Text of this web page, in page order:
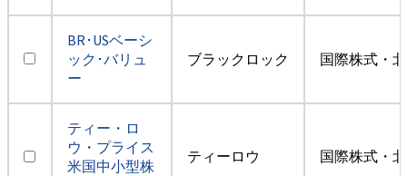
BR･USベーシ
ック･バリュ
ー
ブラックロック 国際株式・
ティー・ロ
ウ・プライス
米国中小型株
ティーロウ 国際株式・